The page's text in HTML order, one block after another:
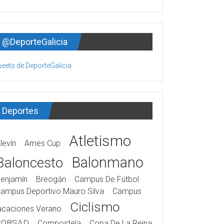
@DeporteGalicia
de DeporteGalicia
Deportes
Ames Cup Atletismo
Balonmano
Breogán
Campus De Fútbol
Deportivo Mauro Silva
Campus
Verano
Ciclismo